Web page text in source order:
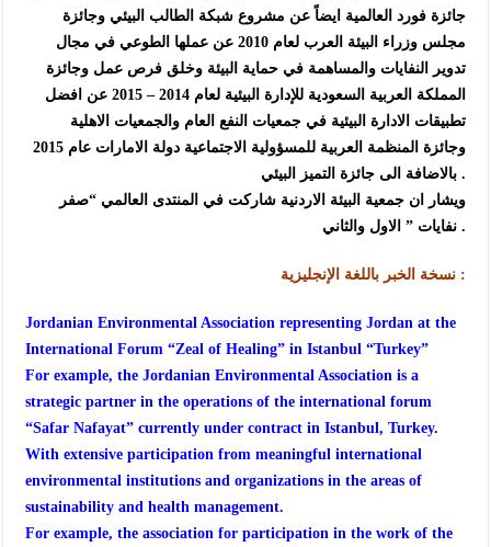
جائزة فورد العالمية ايضاً عن مشروع شبكة الطالب البيئي وجائزة
مجلس وزراء البيئة العرب لعام 2010 عن عملها الطوعي في مجال
تدوير النفايات والمساهمة في حماية البيئة وخلق فرص عمل وجائزة
المملكة العربية السعودية للإدارة البيئية لعام 2014 – 2015 عن افضل
تطبيقات الادارة البيئية في جمعيات النفع العام والجمعيات الاهلية
وجائزة المنظمة العربية للمسؤولية الاجتماعية دولة الامارات عام 2015
بالاضافة الى جائزة التميز البيئي .
ويشار ان جمعية البيئة الاردنية شاركت في المنتدى العالمي “صفر
نفايات ” الاول والثاني .
نسخة الخبر باللغة الإنجليزية :
Jordanian Environmental Association representing Jordan at the
International Forum “Zeal of Healing” in Istanbul “Turkey”
For example, the Jordanian Environmental Association is a
strategic partner in the operations of the international forum
“Safar Nafayat” currently under contract in Istanbul, Turkey.
With extensive participation from meaningful international
environmental institutions and organizations in the areas of
sustainability and health management.
For example, the association for participation in the work of the